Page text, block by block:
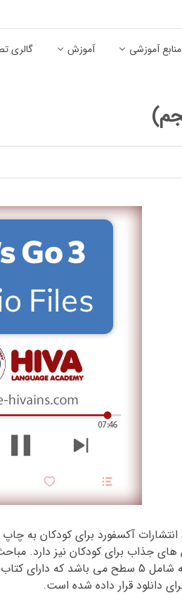
منابع آموزشی آموزش گالری
آکسفورد برای کودکان
های جذاب برای کودکان نیز دارد.
این کتاب در ابتدا دو سطح مقدماتی دارد و
دانلود قرار داده شده است.